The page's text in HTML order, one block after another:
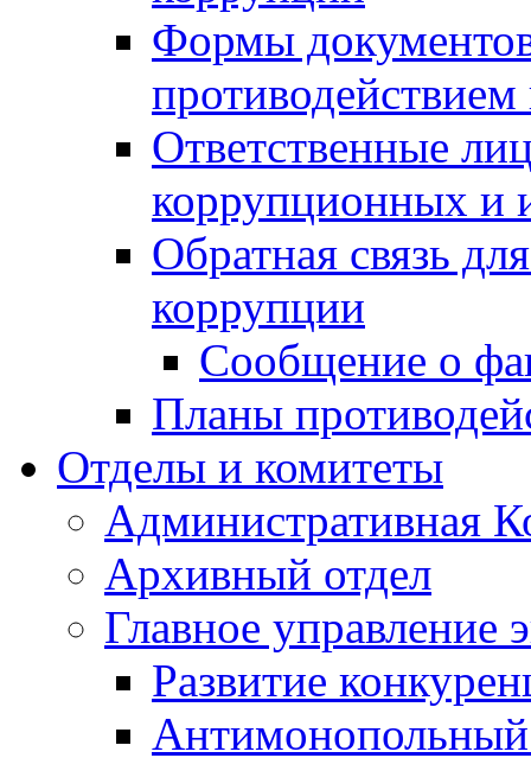
Формы
Ответственные
коррупционных и
Обратная связь
коррупции
Сообщение о
Планы
Отделы и комитеты
Административная
Архивный отдел
Главное управление
Развитие
Антимонопольный